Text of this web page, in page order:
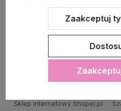
Sklep internetowy Shoper.pl
Zaakceptuj